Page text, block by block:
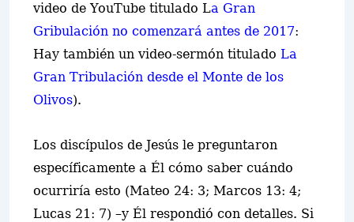
video de YouTube titulado La Gran
Gribulación no comenzará antes de 2017:
Hay también un video-sermón titulado La
Gran Tribulación desde el Monte de los
Olivos).
Los discípulos de Jesús le preguntaron
específicamente a Él cómo saber cuándo
ocurriría esto (Mateo 24: 3; Marcos 13: 4;
Lucas 21: 7) –y Él respondió con detalles. Si